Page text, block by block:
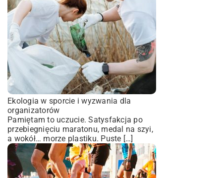
Ekologia w sporcie i wyzwania dla
organizatorów
Pamiętam to uczucie. Satysfakcja po
przebiegnięciu maratonu, medal na szyi,
a wokół… morze plastiku. Puste […]